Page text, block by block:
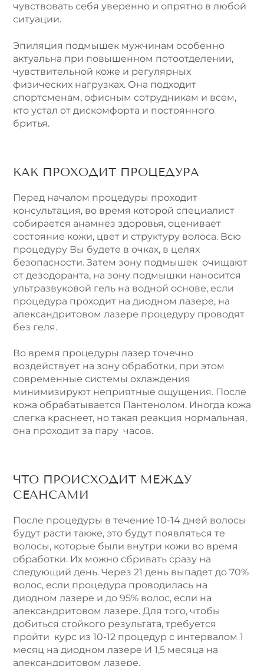
чувствовать себя уверенно и опрятно в любой
ситуации.
Эпиляция подмышек мужчинам особенно
актуальна при повышенном потоотделении,
чувствительной коже и регулярных
физических нагрузках. Она подходит
спортсменам, офисным сотрудникам и всем,
кто устал от дискомфорта и постоянного
бритья.
КАК ПРОХОДИТ ПРОЦЕДУРА
Перед началом процедуры проходит
консультация, во время которой специалист
собирается анамнез здоровья, оценивает
состояние кожи, цвет и структуру волоса. Всю
процедуру Вы будете в очках, в целях
безопасности. Затем зону подмышек очищают
от дезодоранта, на зону подмышки наносится
ультразвуковой гель на водной основе, если
процедура проходит на диодном лазере, на
александритовом лазере процедуру проводят
без геля.
Во время процедуры лазер точечно
воздействует на зону обработки, при этом
современные системы охлаждения
минимизируют неприятные ощущения. После
кожа обрабатывается Пантенолом. Иногда кожа
слегка краснеет, но такая реакция нормальная,
она проходит за пару часов.
ЧТО ПРОИСХОДИТ МЕЖДУ
СЕАНСАМИ
После процедуры в течение 10-14 дней волосы
будут расти также, это будут появляться те
волосы, которые были внутри кожи во время
обработки. Их можно сбривать сразу на
следующий день. Через 21 день выпадет до 70%
волос, если процедура проводилась на
диодном лазере и до 95% волос, если на
александритовом лазере. Для того, чтобы
добиться стойкого результата, требуется
пройти курс из 10-12 процедур с интервалом 1
месяц на диодном лазере И 1,5 месяца на
александритовом лазере.